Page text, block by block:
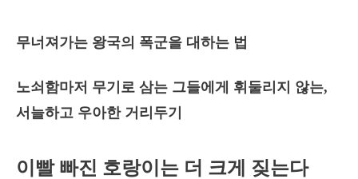
무너져가는 왕국의 폭군을 대하는 법
노쇠함마저 무기로 삼는 그들에게 휘둘리지 않는,
서늘하고 우아한 거리두기
이빨 빠진 호랑이는 더 크게 짖는다